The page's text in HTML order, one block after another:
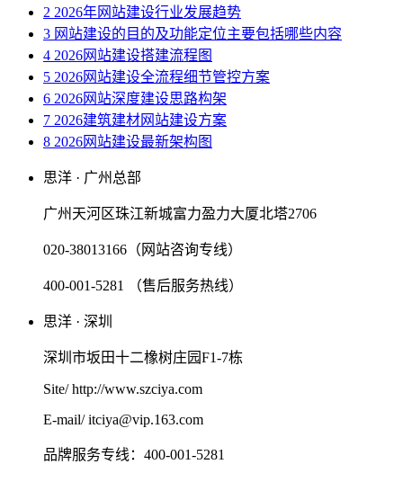
2 2026年网站建设行业发展趋势
3 网站建设的目的及功能定位主要包括哪些内容
4 2026网站建设搭建流程图
5 2026网站建设全流程细节管控方案
6 2026网站深度建设思路构架
7 2026建筑建材网站建设方案
8 2026网站建设最新架构图
思洋 · 广州总部
广州天河区珠江新城富力盈力大厦北塔2706
020-38013166（网站咨询专线）
400-001-5281 （售后服务热线）
思洋 · 深圳
深圳市坂田十二橡树庄园F1-7栋
Site/ http://www.szciya.com
E-mail/ itciya@vip.163.com
品牌服务专线：400-001-5281